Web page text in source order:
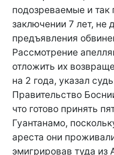
подозреваемые и так
заключении 7 лет,
предъявления
Рассмотрение
отложить их
на 2 года, указал
Правительство
что готово принять
Гуантанамо,
ареста они
эмигрировав туда из